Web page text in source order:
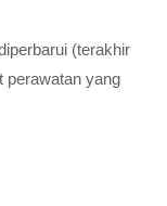
(terakhir
perawatan yang